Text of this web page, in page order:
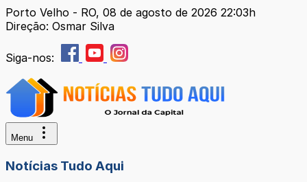
Porto Velho - RO, 08 de agosto de 2026 22:03h
Direção: Osmar Silva
Siga-nos:
Menu
Notícias Tudo Aqui